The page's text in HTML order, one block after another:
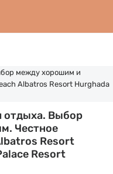
отдыха. Выбор
Честное
Resort
Resort